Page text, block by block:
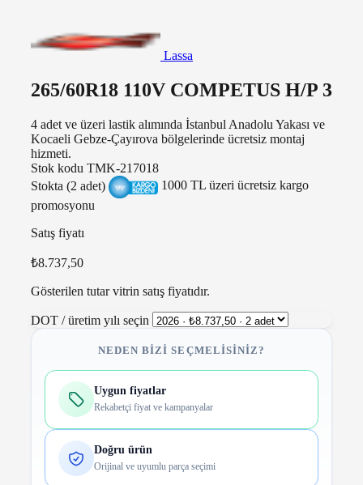
Lassa
265/60R18 110V COMPETUS H/P 3
4 adet ve üzeri lastik alımında İstanbul Anadolu Yakası ve
Kocaeli Gebze-Çayırova bölgelerinde ücretsiz montaj
hizmeti.
Stok kodu TMK-217018
Stokta (2 adet)
1000 TL üzeri ücretsiz kargo
promosyonu
Satış fiyatı
₺8.737,50
Gösterilen tutar vitrin satış fiyatıdır.
DOT / üretim yılı seçin
NEDEN BIZI SEÇMELISINIZ?
Uygun fiyatlar
Rekabetçi fiyat ve kampanyalar
Doğru ürün
Orijinal ve uyumlu parça seçimi